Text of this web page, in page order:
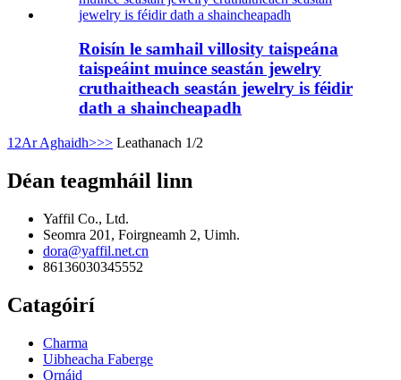
Roisín le samhail villosity taispeána
taispeáint muince seastán jewelry
cruthaitheach seastán jewelry is féidir
dath a shaincheapadh
1 2Ar Aghaidh>>> Leathanach 1/2
Déan teagmháil linn
Yaffil Co., Ltd.
Seomra 201, Foirgneamh 2, Uimh.
dora@yaffil.net.cn
86136030345552
Catagóirí
Charma
Uibheacha Faberge
Ornáid